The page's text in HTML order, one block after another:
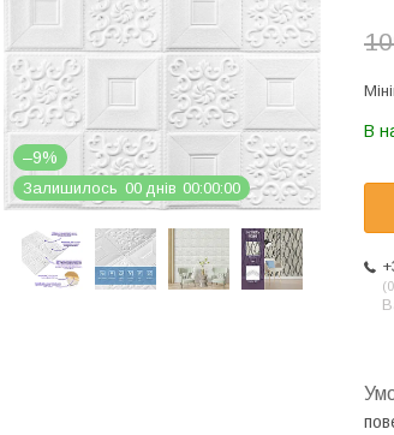
–9%
Залишилось 00 днів 00 00 00
В